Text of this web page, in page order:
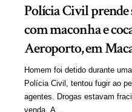
Polícia Civil prende
com maconha e
Aeroporto, em
Homem foi detido durante
Polícia Civil, tentou fugir ao
agentes. Drogas estavam
venda. A…